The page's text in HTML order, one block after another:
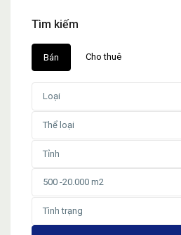
Tìm kiếm
Bán Cho thuê
Loại
Thể loại
Tỉnh
Tình trạng